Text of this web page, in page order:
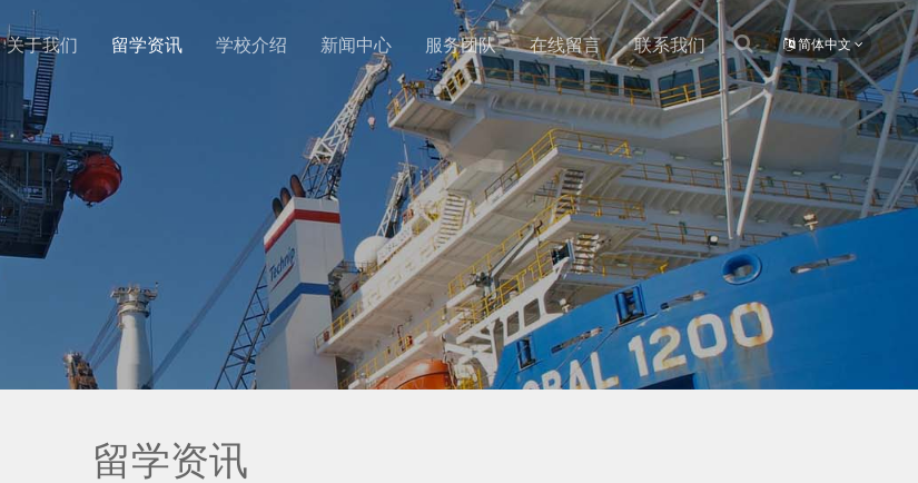
简体中文
关于我们 留学资讯 学校介绍 新闻中心 服务团队 在线留言 联系我们
留学资讯